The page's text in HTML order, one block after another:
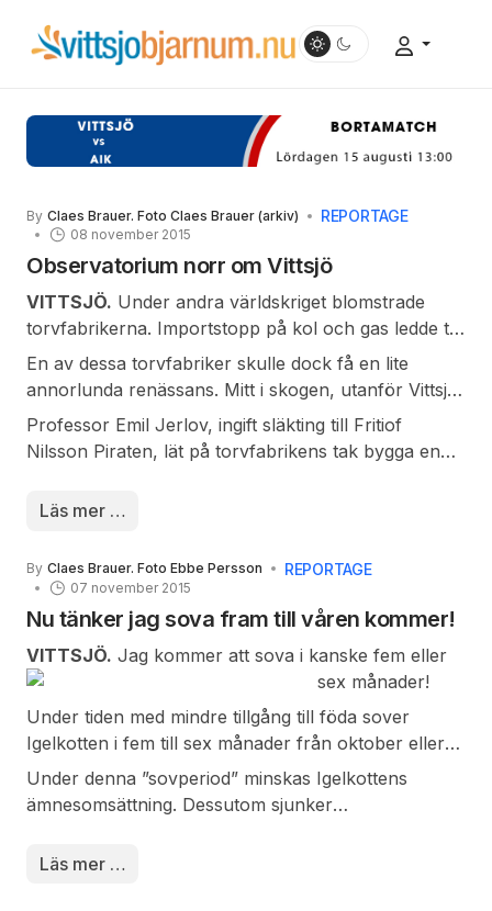
By Claes Brauer. Foto Claes Brauer (arkiv) REPORTAGE
08 november 2015
Observatorium norr om Vittsjö
VITTSJÖ. Under andra världskriget blomstrade
torvfabrikerna. Importstopp på kol och gas ledde till
brist på bränsle och då blev torven aktuell som
billigt och lättillgängligt bränsle. Kriget tog slut och
Därmed övergavs många torvfabriker i Sverige.
En av dessa torvfabriker skulle dock få en lite
annorlunda renässans. Mitt i skogen, utanför Vittsjö,
mellan Skåne och Småland låg en av dessa. När
professor Emil Jerlov letade plats för att utöva sin
skulle därmed vara skyddad. Ännu viktigare var att
observationerna av natthimlen. Dessutom är platsen
omgiven av kristallklar luft.
Professor Emil Jerlov, ingift släkting till Fritiof
Nilsson Piraten, lät på torvfabrikens tak bygga en
newtonreflektor- teleskop och övrig utrustning för
Läs mer …
By Claes Brauer. Foto Ebbe Persson REPORTAGE
07 november 2015
Nu tänker jag sova fram till våren kommer!
VITTSJÖ. Jag kommer att sova i kanske fem eller
sex månader!
Under tiden med mindre tillgång till föda sover
Igelkotten i fem till sex månader från oktober eller
november fram till april. Platsen är ofta i ett skyddat
”klotformigt" bo eller i högar av kvistar och löv.
Under denna ”sovperiod” minskas Igelkottens
ämnesomsättning. Dessutom sjunker
Andningsfrekvensen ligger vid en till två gånger per
Läs mer …